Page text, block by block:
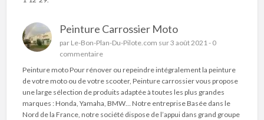
Peinture Carrossier Moto
par Le-Bon-Plan-Du-Pilote.com sur 3 août 2021 - 0
commentaire
Peinture moto Pour rénover ou repeindre intégralement la peinture
de votre moto ou de votre scooter, Peinture carrossier vous propose
une large sélection de produits adaptée à toutes les plus grandes
marques : Honda, Yamaha, BMW… Notre entreprise Basée dans le
Nord de la France, notre société dispose de l’appui dans grand groupe